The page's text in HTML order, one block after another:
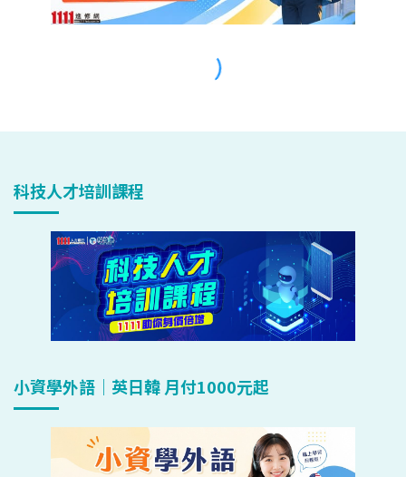
科技人才培訓課程
小資學外語｜英日韓 月付1000元起